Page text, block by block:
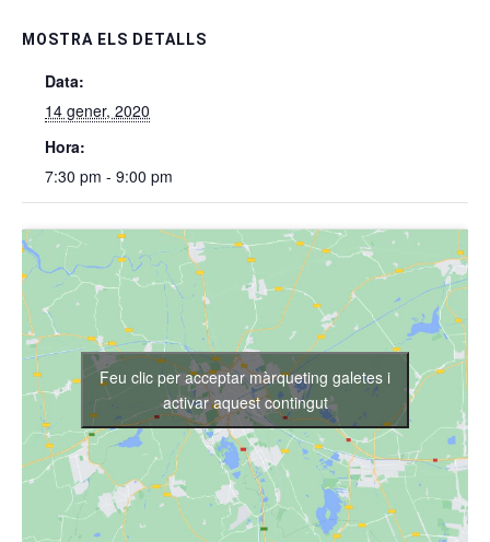
MOSTRA ELS DETALLS
Data:
14 gener, 2020
Hora:
7:30 pm - 9:00 pm
Feu clic per acceptar màrqueting galetes i
activar aquest contingut